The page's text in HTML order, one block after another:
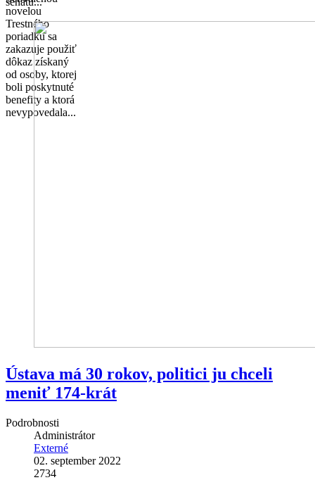
novelou
Trestného
poriadku sa
zakazuje použiť
dôkaz získaný
od osoby, ktorej
boli poskytnuté
benefity a ktorá
nevypovedala...
Ústava má 30 rokov, politici ju chceli
meniť 174-krát
Podrobnosti
Administrátor
Externé
02. september 2022
2734